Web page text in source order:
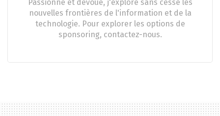
Passionné et dévoué, j'explore sans cesse les
nouvelles frontières de l'information et de la
technologie. Pour explorer les options de
sponsoring, contactez-nous.